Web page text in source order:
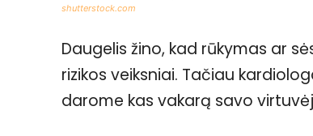
shutterstock.com
Daugelis žino, kad rūkymas ar
rizikos veiksniai. Tačiau
darome kas vakarą savo